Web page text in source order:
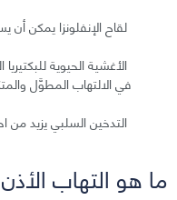
لقاح الإنفلونزا يمكن أن
الأغشية الحيوية
في الالتهاب المطوَّل
التدخين السلبي يزيد من
ما هو التهاب